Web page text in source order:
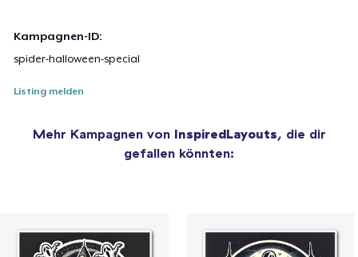
Kampagnen-ID:
spider-halloween-special
Listing melden
Mehr Kampagnen von InspiredLayouts, die dir
gefallen könnten: